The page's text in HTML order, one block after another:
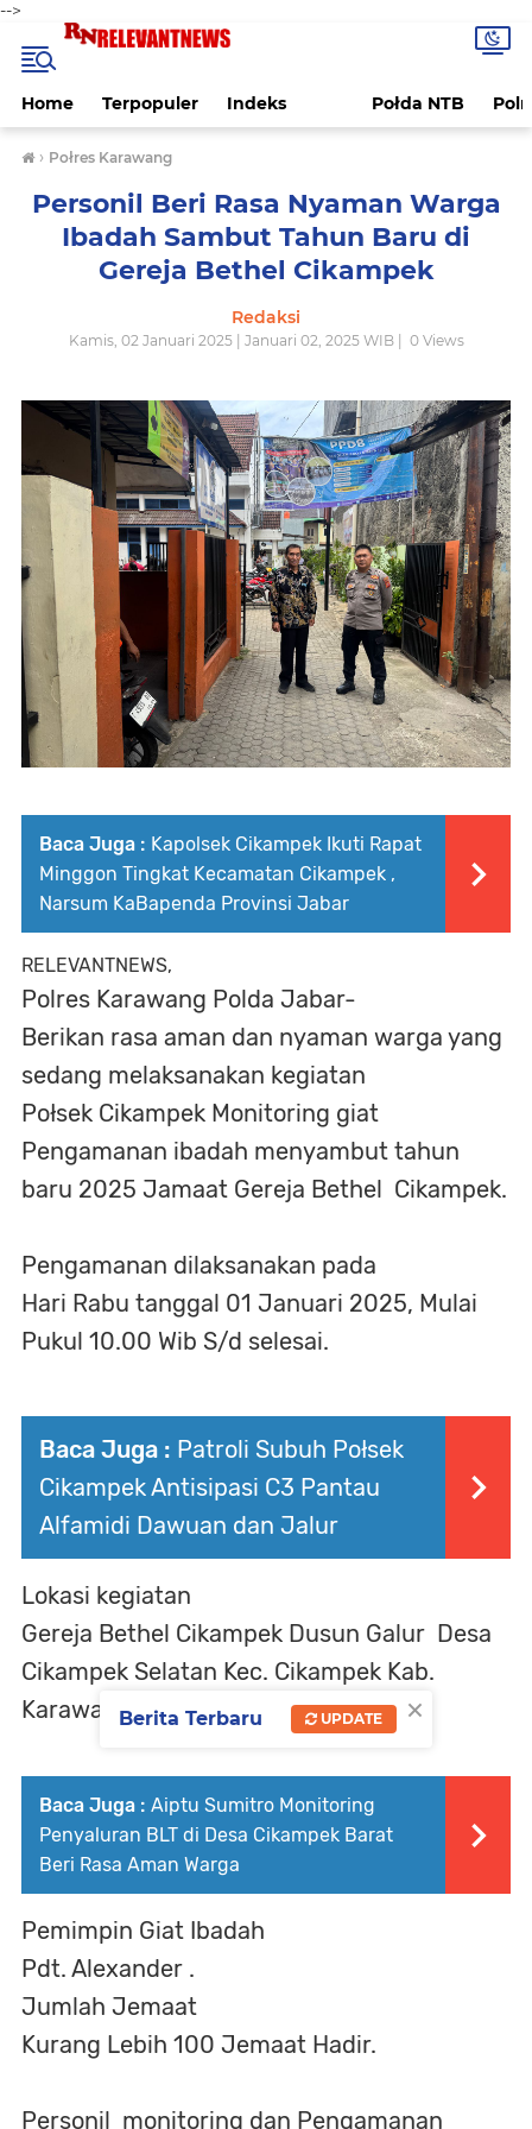
-->
Home Terpopuler Indeks Połda NTB
› Połres Karawang
Personil Beri Rasa Nyaman Warga
Ibadah Sambut Tahun Baru di
Gereja Bethel Cikampek
Redaksi
Kamis, 02 Januari 2025 | Januari 02, 2025 WIB | 0Views
Baca Juga : Kapolsek Cikampek Ikuti Rapat
Minggon Tingkat Kecamatan Cikampek ,
Narsum KaBapenda Provinsi Jabar
RELEVANTNEWS,
Polres Karawang Polda Jabar-
Berikan rasa aman dan nyaman warga yang
sedang melaksanakan kegiatan
Połsek Cikampek Monitoring giat
Pengamanan ibadah menyambut tahun
baru 2025 Jamaat Gereja Bethel Cikampek.
Pengamanan dilaksanakan pada
Hari Rabu tanggal 01 Januari 2025, Mulai
Pukul 10.00 Wib S/d selesai.
Baca Juga : Patroli Subuh Połsek
Cikampek Antisipasi C3 Pantau
Alfamidi Dawuan dan Jalur
Lokasi kegiatan
Gereja Bethel Cikampek Dusun Galur Desa
Cikampek Selatan Kec. Cikampek Kab.
Karawang.
Baca Juga : Aiptu Sumitro Monitoring
Penyaluran BLT di Desa Cikampek Barat
Beri Rasa Aman Warga
Pemimpin Giat Ibadah
Pdt. Alexander .
Jumlah Jemaat
Kurang Lebih 100 Jemaat Hadir.
Personil monitoring dan Pengamanan
×
Berita Terbaru UPDATE